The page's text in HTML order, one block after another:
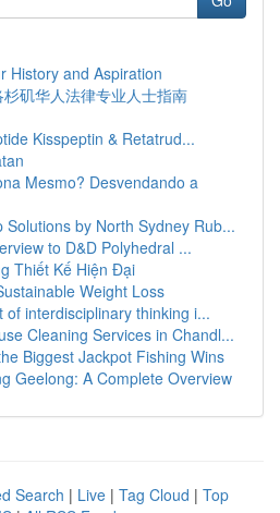
History and Aspiration
矶华人法律专业人士指南
Kisspeptin & Retatrud...
Mesmo? Desvendando a
Solutions by North Sydney Rub...
to D&D Polyhedral ...
Thiết Kế Hiện Đại
Weight Loss
of interdisciplinary thinking i...
Cleaning Services in Chandl...
Biggest Jackpot Fishing Wins
Geelong: A Complete Overview
Search | Live | Tag Cloud | Top